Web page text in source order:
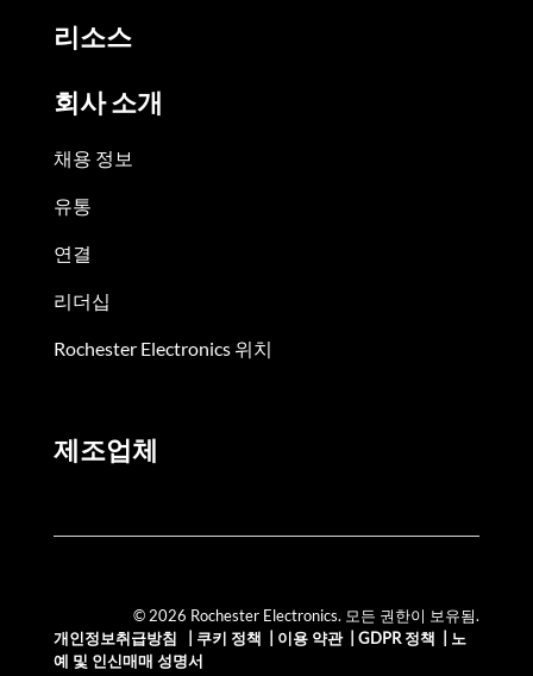
리소스
회사 소개
채용 정보
유통
연결
리더십
Rochester Electronics 위치
제조업체
© 2026 Rochester Electronics. 모든 권한이 보유됨.
개인정보취급방침
쿠키 정책 이용 약관| GDPR 정책
노
예 및 인신매매 성명서